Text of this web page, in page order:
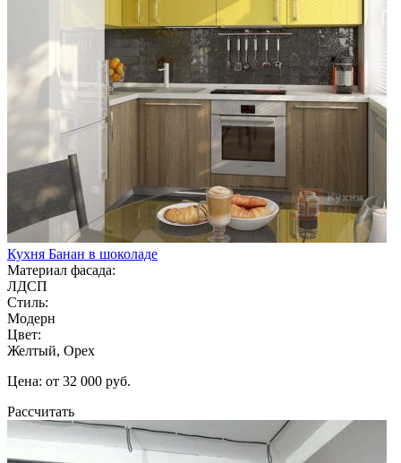
Кухня Банан в шоколаде
Материал фасада:
ЛДСП
Стиль:
Модерн
Цвет:
Желтый, Орех
Цена: от 32 000 руб.
Рассчитать